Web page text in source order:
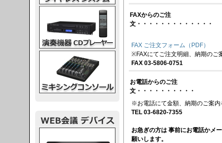
FAXからのご注
文・・・・・・・・・・・・・
FAX ご注文フォーム（PDF）
※FAXにてご注文明細、納期のご
FAX 03-5806-0751
お電話からのご注
文・・・・・・・・・・
※お電話にて金額、納期のご案内
TEL 03-6820-7355
お急ぎの方は 事前にお電話かメ
願いします。